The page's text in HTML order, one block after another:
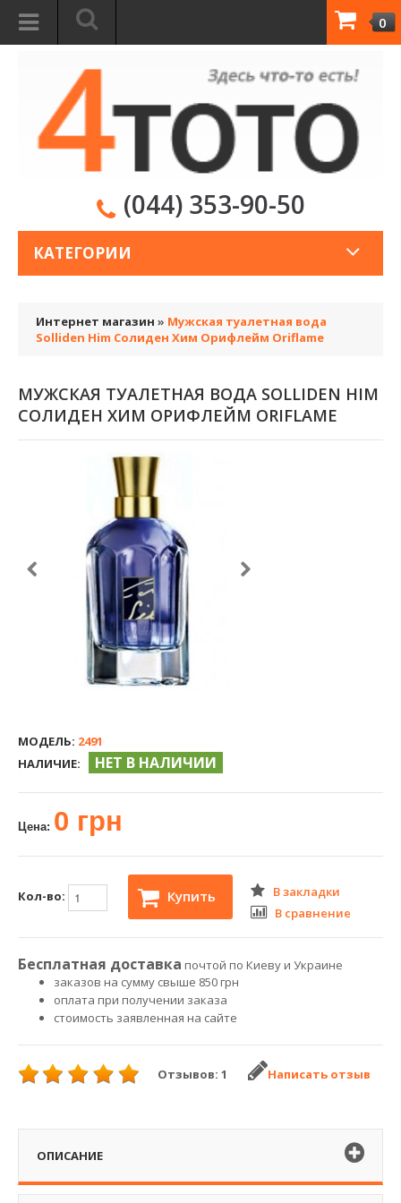
0
(044) 353-90-50
КАТЕГОРИИ
Интернет магазин » Мужская туалетная вода
Solliden Him Солиден Хим Орифлейм Oriflame
МУЖСКАЯ ТУАЛЕТНАЯ ВОДА SOLLIDEN HIM
СОЛИДЕН ХИМ ОРИФЛЕЙМ ORIFLAME
МОДЕЛЬ: 2491
НАЛИЧИЕ:
НЕТ В НАЛИЧИИ
Цена: 0 грн
Кол-во: Купить
В закладки
В сравнение
Бесплатная доставка почтой по Киеву и Украине
заказов на сумму свыше 850 грн
оплата при получении заказа
стоимость заявленная на сайте
Отзывов: 1 Написать отзыв
ОПИСАНИЕ